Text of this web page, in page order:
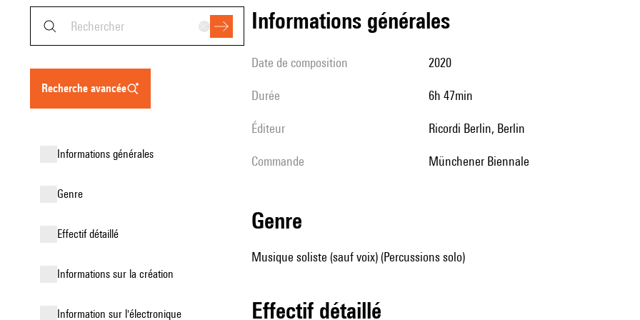
recherche avancée
informations générales
genre
effectif détaillé
informations sur la création
Information sur l'électronique
informations générales
date de composition 2020
durée 6h 47min
éditeur Ricordi Berlin, Berlin
Commande Münchener Biennale
genre
Musique soliste (sauf voix) (Percussions solo)
effectif détaillé